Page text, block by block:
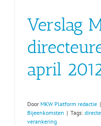
Verslag
april
Door MKW Platform redactie |
Bijeenkomsten | Tags:
verankering